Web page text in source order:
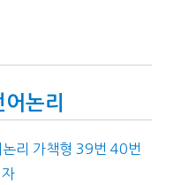
논리
리 가책형 39번 40번